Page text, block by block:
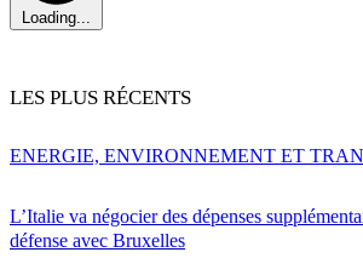
Loading...
LES PLUS RÉCENTS
L’Italie va négocier des dépenses
défense avec Bruxelles
ENERGIE, ENVIRONNEMENT ET